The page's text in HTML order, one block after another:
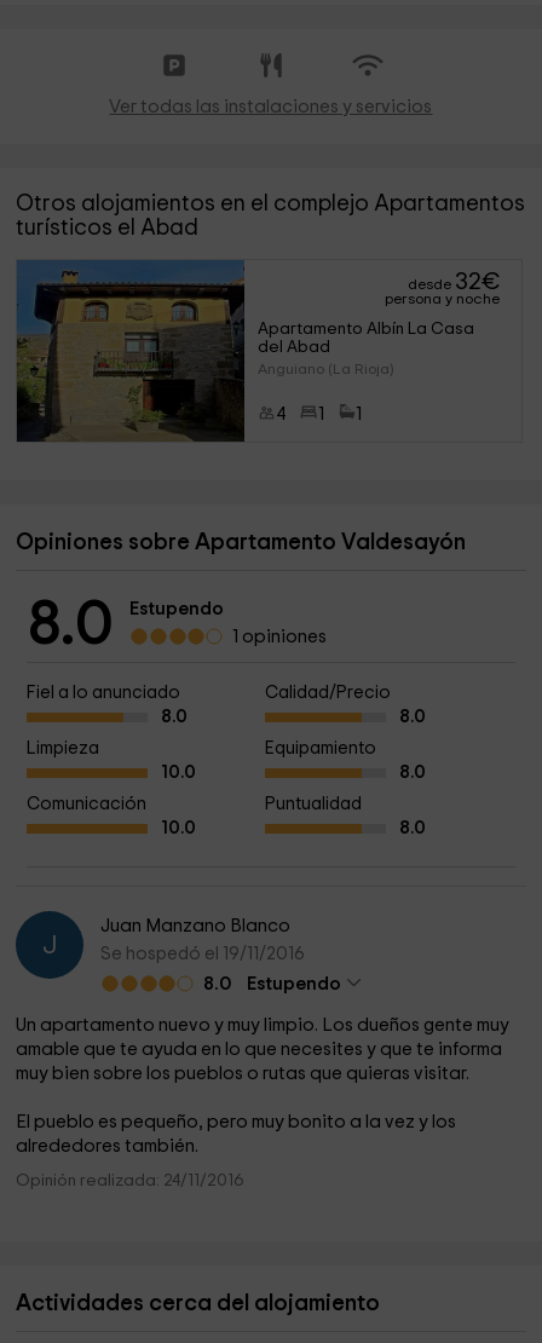
Ver todas las instalaciones y servicios
Otros alojamientos en el complejo Apartamentos
turísticos el Abad
desde 32€
persona y noche
Apartamento Albín La Casa
del Abad
Anguiano (La Rioja)
4
Opiniones sobre Apartamento Valdesayón
8.0
Estupendo
1 opiniones
Fiel a lo anunciado
8.0
Calidad/Precio
8.0
Limpieza
10.0
Equipamiento
8.0
Comunicación
10.0
Puntualidad
8.0
J
Juan Manzano Blanco
Se hospedó el 19/11/2016
8.0
Estupendo
Un apartamento nuevo y muy limpio. Los dueños gente muy
amable que te ayuda en lo que necesites y que te informa
muy bien sobre los pueblos o rutas que quieras visitar.
El pueblo es pequeño, pero muy bonito a la vez y los
alrededores también.
Opinión realizada: 24/11/2016
Actividades cerca del alojamiento